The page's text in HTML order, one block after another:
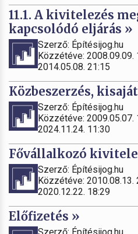
11.1. A kivitelezés
kapcsolódó eljárás »
Szerző: Építésijog.hu
Közzétéve:
2014.05.08. 21:15
Közbeszerzés,
Szerző: Építésijog.hu
Közzétéve:
2024.11.24. 11:30
Fővállalkozó
Szerző: Építésijog.hu
Közzétéve:
2020.12.22. 18:29
Előfizetés »
Szerző: Építésijog.hu